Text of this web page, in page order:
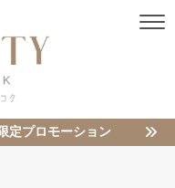
定プロモーション